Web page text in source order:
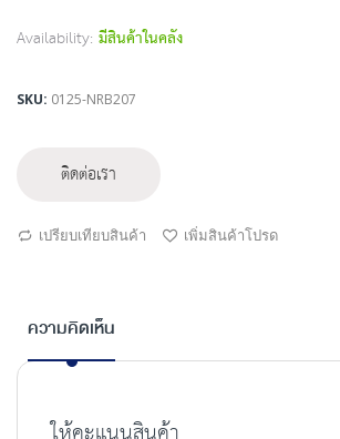
Availability: มีสินค้าในคลัง
SKU 0125-NRB207
ติดต่อเรา
เปรียบเทียบสินค้า เพิ่มสินค้าโปรด
ความคิดเห็น